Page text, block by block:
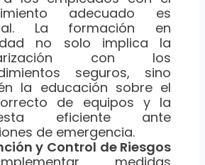
adecuado es
La formación en
no solo implica la
con los
seguros, sino
la educación sobre el
de equipos y la
eficiente ante
de emergencia.
y Control de Riesgos